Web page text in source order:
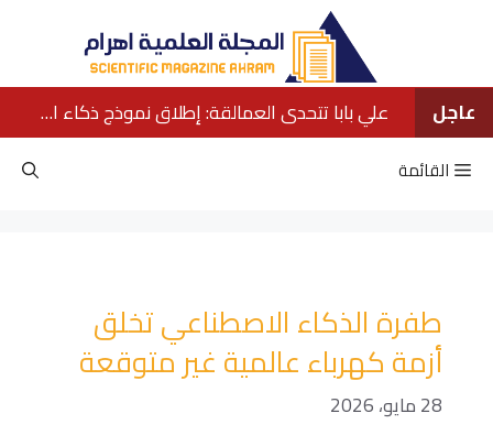
عاجل
علي بابا تتحدى العمالقة: إطلاق نموذج ذكاء اصطناعي ينافس كبار الشركات الأمريكية
القائمة
طفرة الذكاء الاصطناعي تخلق
أزمة كهرباء عالمية غير متوقعة
28 مايو، 2026